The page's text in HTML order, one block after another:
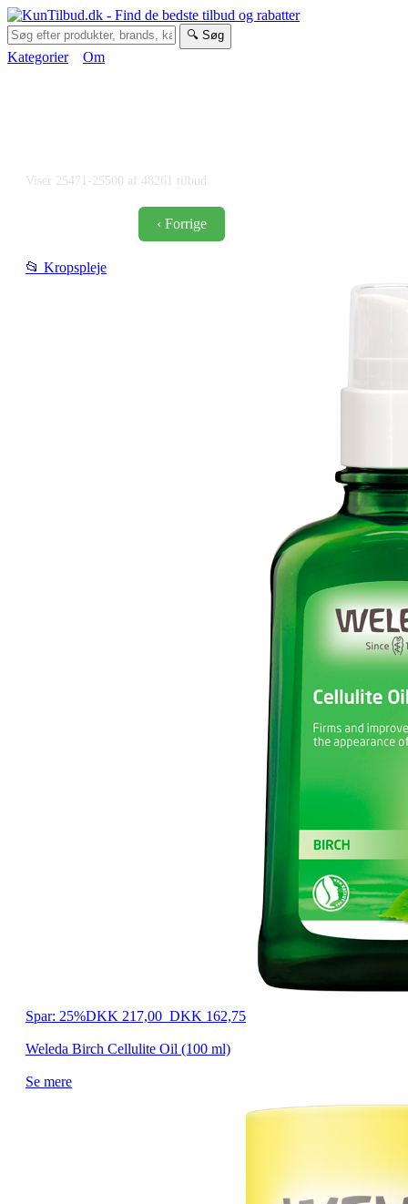
🔍 Søg
Kategorier Om
Viser 25471-25500 af 48261 tilbud
‹ Forrige
📂 Kropspleje
Spar: 25%DKK 217,00 DKK 162,75
Weleda Birch Cellulite Oil (100 ml)
Se mere